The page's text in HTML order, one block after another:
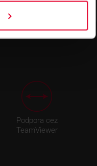
Podpora cez
TeamViewer